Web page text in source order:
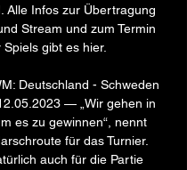
Alle Infos zur Übertragung
Stream und zum Termin
Spiels gibt es hier.
Deutschland - Schweden
— „Wir gehen in
es zu gewinnen“, nennt
für das Turnier.
auch für die Partie